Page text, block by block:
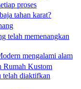
proses
tahan karat?
telah memenangkan
mengalami alam
Rumah Kustom
telah diaktifkan